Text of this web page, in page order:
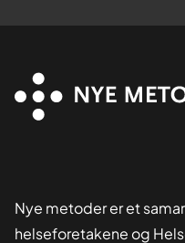
Nye metoder er et
helseforetakene og